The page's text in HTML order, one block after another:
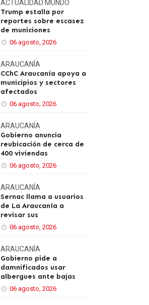
ACTUALIDAD MUNDO
Trump estalla por
reportes sobre escasez
de municiones
06 agosto, 2026
ARAUCANÍA
CChC Araucanía apoya a
municipios y sectores
afectados
06 agosto, 2026
ARAUCANÍA
Gobierno anuncia
reubicación de cerca de
400 viviendas
06 agosto, 2026
ARAUCANÍA
Sernac llama a usuarios
de La Araucanía a
revisar sus
06 agosto, 2026
ARAUCANÍA
Gobierno pide a
damnificados usar
albergues ante bajas
06 agosto, 2026